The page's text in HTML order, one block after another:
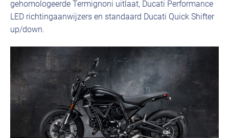
gehomologeerde Termignoni uitlaat, Ducati Performance
LED richtingaanwijzers en standaard Ducati Quick Shifter
up/down.